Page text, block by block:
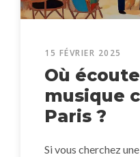
15 FÉVRIER 2025
Où
musique
Paris ?
Si vous cherchez